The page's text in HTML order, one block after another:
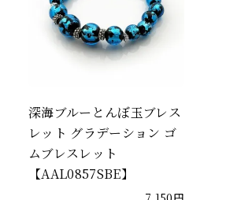
深海ブルーとんぼ玉ブレス
レット グラデーション ゴ
ムブレスレット
【AAL0857SBE】